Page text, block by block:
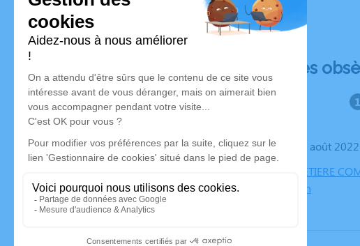
Déroulé des
Le jeudi 25 août
PARC CIMETIERE
69500 Bron